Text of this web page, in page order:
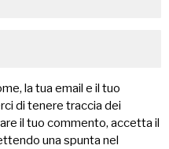
la tua email e il tuo
di tenere traccia dei
il tuo commento, accetta il
una spunta nel